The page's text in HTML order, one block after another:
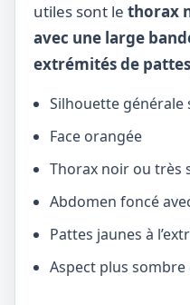
utiles sont le thorax
avec une large
extrémités de
Silhouette générale
Face orangée
Thorax noir ou très
Abdomen foncé
Pattes jaunes à
Aspect plus